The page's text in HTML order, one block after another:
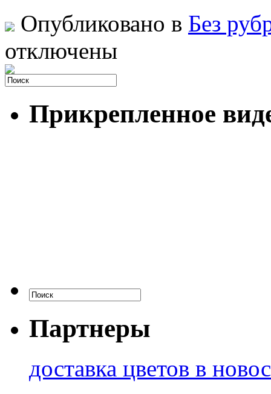
Опубликовано в Без
отключены
Прикрепленное
Партнеры
доставка цветов в